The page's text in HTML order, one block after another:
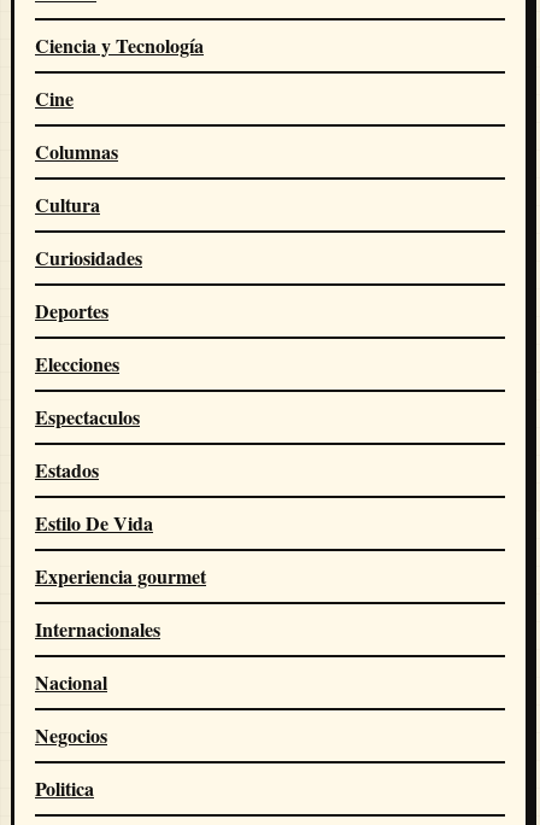
Ciencia y Tecnología
Cine
Columnas
Cultura
Curiosidades
Deportes
Elecciones
Espectaculos
Estados
Estilo De Vida
Experiencia gourmet
Internacionales
Nacional
Negocios
Politica